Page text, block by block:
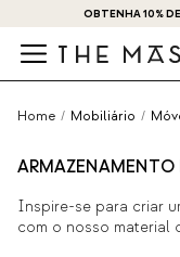
OBTENHA 10%
Home / Mobiliário /
Inspire-se para criar
com o nosso material